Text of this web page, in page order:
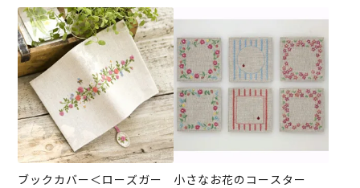
ブックカバー＜ローズガー
小さなお花のコースター